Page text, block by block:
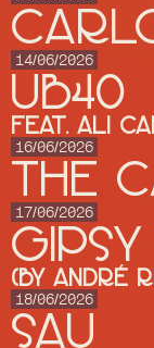
14/06/2026
UB40
feat. Ali
16/06/2026
THE
17/06/2026
(by André
18/06/2026
SAU